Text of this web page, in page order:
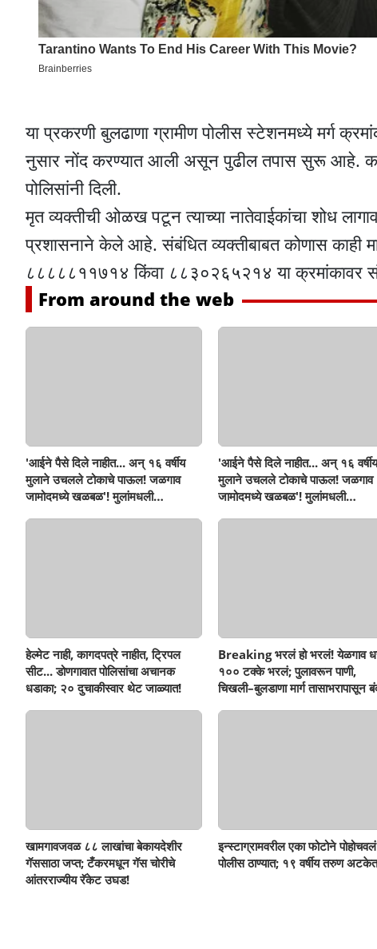
या प्रकरणी बुलढाणा ग्रामीण पोलीस स्टेशनमध्ये मर्ग
नुसार नोंद करण्यात आली असून पुढील तपास सुरू आहे.
पोलिसांनी दिली.
मृत व्यक्तीची ओळख पटून त्याच्या नातेवाईकांचा शोध
प्रशासनाने केले आहे. संबंधित व्यक्तीबाबत कोणास काही
८८८८८११७१४ किंवा ८८३०२६५२१४ या क्रमांकावर
From around the web
'आईने पैसे दिले नाहीत... अन् १६ वर्षीय
मुलाने उचलले टोकाचे पाऊल! जळगाव
जामोदमध्ये खळबळ'! मुलांमधली
'आईने पैसे दिले नाहीत... अन् १६ वर्षीय
मुलाने उचलले टोकाचे पाऊल! जळगाव
जामोदमध्ये खळबळ'! मुलांमधली
हेल्मेट नाही, कागदपत्रे नाहीत, ट्रिपल
सीट... डोणगावात पोलिसांचा अचानक
धडाका; २० दुचाकीस्वार थेट जाळ्यात!
Breaking भरलं हो भरलं! येळगाव
१०० टक्के भरलं; पुलावरून पाणी,
चिखली–बुलडाणा मार्ग तासाभरापासून
खामगावजवळ ८८ लाखांचा बेकायदेशीर
गॅससाठा जप्त; टँकरमधून गॅस चोरीचे
आंतरराज्यीय रॅकेट उघड!
इन्स्टाग्रामवरील एका फोटोने
पोलीस ठाण्यात; १९ वर्षीय तरुण